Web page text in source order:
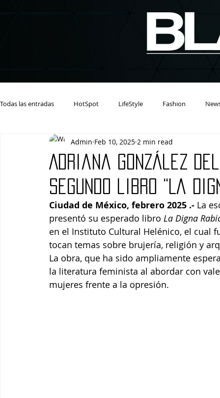
Todas las entradas HotSpot LifeStyle Fashion
Adriana González
segundo libro “La
Admin Feb 10, 2025 2 min read
Ciudad de México, febrero 2025 .- La
presentó su esperado libro La Digna
en el Instituto Cultural Helénico, el cual
tocan temas sobre brujería, religión y
La obra, que ha sido ampliamente
la literatura feminista al abordar con
mujeres frente a la opresión.